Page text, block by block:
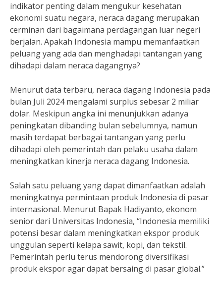
indikator penting dalam mengukur kesehatan
ekonomi suatu negara, neraca dagang merupakan
cerminan dari bagaimana perdagangan luar negeri
berjalan. Apakah Indonesia mampu memanfaatkan
peluang yang ada dan menghadapi tantangan yang
dihadapi dalam neraca dagangnya?
Menurut data terbaru, neraca dagang Indonesia pada
bulan Juli 2024 mengalami surplus sebesar 2 miliar
dolar. Meskipun angka ini menunjukkan adanya
peningkatan dibanding bulan sebelumnya, namun
masih terdapat berbagai tantangan yang perlu
dihadapi oleh pemerintah dan pelaku usaha dalam
meningkatkan kinerja neraca dagang Indonesia.
Salah satu peluang yang dapat dimanfaatkan adalah
meningkatnya permintaan produk Indonesia di pasar
internasional. Menurut Bapak Hadiyanto, ekonom
senior dari Universitas Indonesia, “Indonesia memiliki
potensi besar dalam meningkatkan ekspor produk
unggulan seperti kelapa sawit, kopi, dan tekstil.
Pemerintah perlu terus mendorong diversifikasi
produk ekspor agar dapat bersaing di pasar global.”